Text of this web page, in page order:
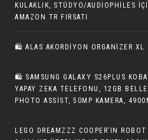
KULAKLIK, STÜDYO/AUDIOPHILES
AMAZON TR FIRSATI
🛍️ ALAS AKORDIYON ORGANIZER XL
🛍 SAMSUNG GALAXY S26PLUS
YAPAY ZEKA TELEFONU, 12GB
PHOTO ASSIST, 50MP KAMERA,
LEGO DREAMZZZ COOPER’IN